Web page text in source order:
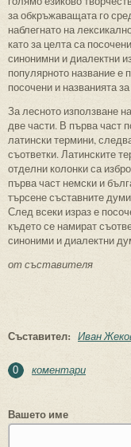
за обкръжаващата го
наблегнато на
като за целта са
синонимни и диалектни
популярното название е
посочени и названията
За лесното използване
две части. В първа част
латински термини,
съответки. Латинските
отделни колонки са
първа част немски и
търсене съставните
След всеки израз е
където се намират
синоними и диалектни
от съставителя
Съставител: Иван
0 коментари
Вашето име